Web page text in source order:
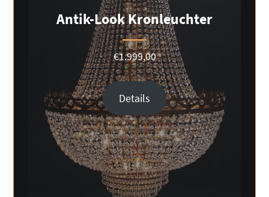
Antik-Look Kronleuchter
€1.999,00
Details